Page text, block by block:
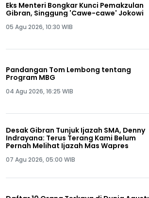
Eks Menteri Bongkar Kunci Pemakzulan
Gibran, Singgung 'Cawe-cawe' Jokowi
05 Agu 2026, 10:30 WIB
Pandangan Tom Lembong tentang
Program MBG
04 Agu 2026, 16:25 WIB
Desak Gibran Tunjuk Ijazah SMA, Denny
Indrayana: Terus Terang Kami Belum
Pernah Melihat Ijazah Mas Wapres
07 Agu 2026, 05:00 WIB